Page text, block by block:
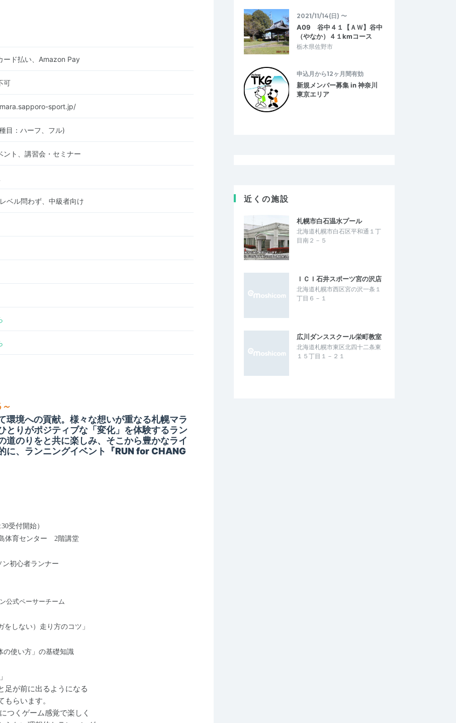
ード払い、Amazon Pay
可
sport.jp/
目：ハーフ、フル)
ント、講習会・セミナー
ベル問わず、中級者向け
環境への貢献。様々な想いが重なる札幌マラ
とりがポジティブな「変化」を体験するラン
道のりをと共に楽しみ、そこから豊かなライ
に、ランニングイベント『RUN for CHANG
受付開始）
育センター 2階講堂
初心者ランナー
公式ペーサーチーム
しない）走り方のコツ」
の使い方」の基礎知識
が前に出るようになる
らいます。
つく ゲーム感覚で楽しく
2021/11/14(日) 〜
A09 谷中４１【ＡＷ】谷中
（やなか）４１kmコース
栃木県佐野市
申込月から12ヶ月間有効
新規メンバー募集 in 神奈川
東京エリア
近くの施設
札幌市白石温水プール
北海道札幌市白石区平和通１丁
目南２－５
ＩＣＩ石井スポーツ宮の沢店
北海道札幌市西区宮の沢一条１
丁目６－１
広川ダンススクール栄町教室
北海道札幌市東区北四十二条東
１５丁目１－２１